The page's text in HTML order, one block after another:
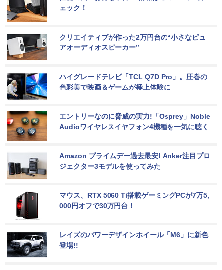
ェック！
クリエイティブが作った2万円台の“小さなピュ
アオーディオスピーカー”
ハイグレードテレビ「TCL Q7D Pro」。圧巻の
色彩美で映画＆ゲームが極上体験に
エントリーなのに脅威の実力!「Osprey」Noble
Audioワイヤレスイヤフォン4機種を一気に聴く
Amazon プライムデー過去最安! Anker注目プロ
ジェクター3モデルを使ってみた
マウス、RTX 5060 Ti搭載ゲーミングPCが7万5,
000円オフで30万円台！
レイズのパワーデザインホイール「M6」に新色
登場!!